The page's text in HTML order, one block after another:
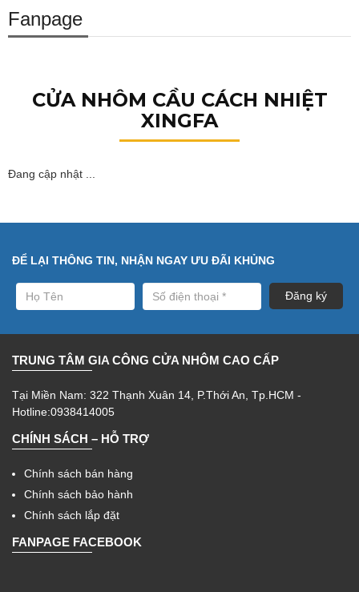
Fanpage
CỬA NHÔM CẦU CÁCH NHIỆT
XINGFA
Đang cập nhật ...
ĐỂ LẠI THÔNG TIN, NHẬN NGAY ƯU ĐÃI KHỦNG
TRUNG TÂM GIA CÔNG CỬA NHÔM CAO CẤP
Tại Miền Nam: 322 Thạnh Xuân 14, P.Thới An, Tp.HCM -
Hotline:0938414005
CHÍNH SÁCH – HỖ TRỢ
Chính sách bán hàng
Chính sách bảo hành
Chính sách lắp đặt
FANPAGE FACEBOOK